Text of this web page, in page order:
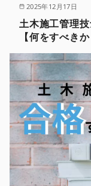
2025年12月17日
土木施工管理
【何をすべきか